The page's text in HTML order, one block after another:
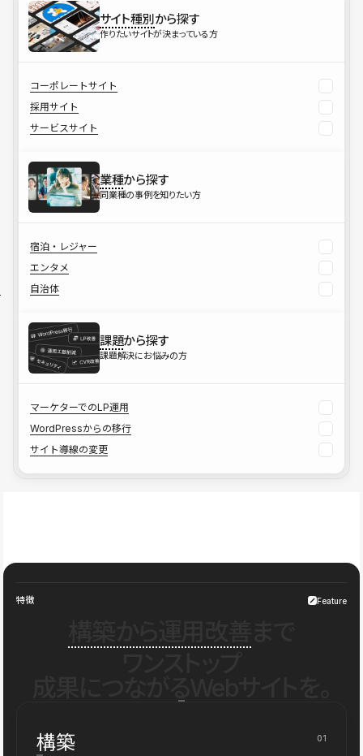
サイト種別から探す
作りたいサイトが決まっている方
コーポレートサイト
採用サイト
サービスサイト
業種から探す
同業種の事例を知りたい方
宿泊・レジャー
エンタメ
自治体
課題から探す
課題解決にお悩みの方
マーケターでのLP運用
WordPressからの移行
サイト導線の変更
特徴 Feature
構築 01